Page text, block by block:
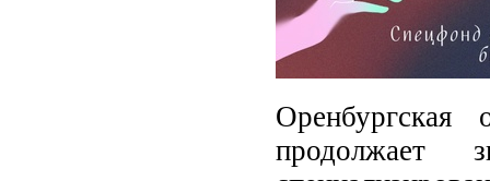
продолжает